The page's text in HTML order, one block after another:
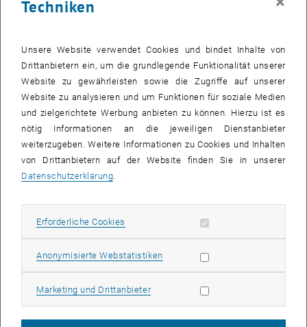
Starte automatische Karusselrotation
Stoppe automatische Karusselrotation
wissenschaftliche Zeitschriftenartikel
h-Faktor
eingeladene Vorträge
Zitierungen
CV
11/2022 Habilitation “Experimental Physik”
2002 – 2013 Studium der Physik (Universität Wien)
matter wave interferometry “
Doktorarbeit: “A universal matter-wave interferometer
with optical gratings” unter Anleitung von Prof. M. Arndt
2002 – 2013 Studium der Mathematik (Universität Wien)
Publikationen
Techniken
Unsere Website verwendet Cookies und bindet Inhalte von
Drittanbietern ein, um die grundlegende Funktionalität unserer
Website zu gewährleisten sowie die Zugriffe auf unserer
Website zu analysieren und um Funktionen für soziale Medien
und zielgerichtete Werbung anbieten zu können. Hierzu ist es
nötig Informationen an die jeweiligen Dienstanbieter
weiterzugeben. Weitere Informationen zu Cookies und Inhalten
von Drittanbietern auf der Website finden Sie in unserer
Datenschutzerklärung.
Erforderliche Cookies Erforderliche Cookies zulassen
Anonymisierte WebstatistikenStatistik Cookies zulassen
Marketing und DrittanbieterMarketing Cookies zulassen